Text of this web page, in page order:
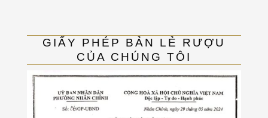
GIẤY PHÉP BẢN LẺ RƯỢU
CỦA CHÚNG TÔI